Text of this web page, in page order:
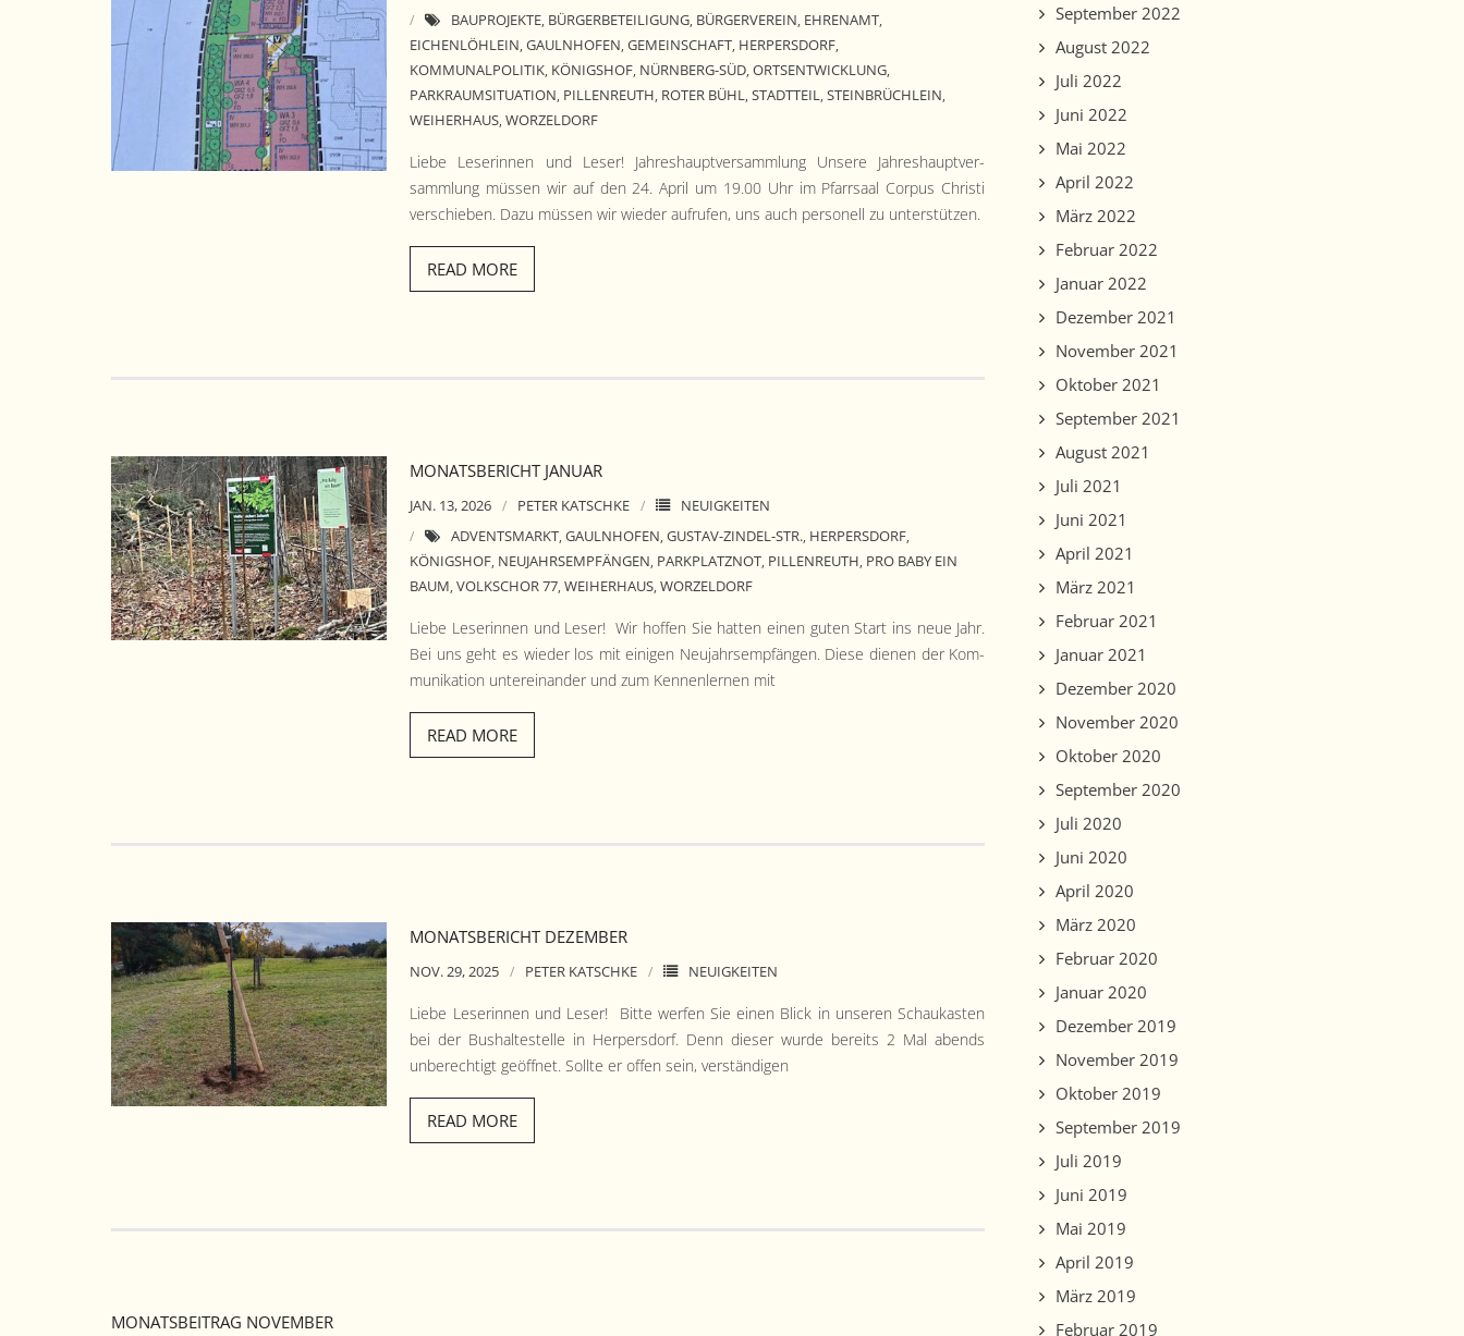
BAUPROJEKTE, BÜRGERBETEILIGUNG, BÜRGERVEREIN, EHRENAMT,
EICHENLÖHLEIN,GAULNHOFEN,GEMEINSCHAFT, HERPERSDORF,
KOMMUNALPOLITIK, KÖNIGSHOF, NÜRNBERG-SÜD,ORTSENTWICKLUNG,
PARKRAUMSITUATION, PILLENREUTH, ROTER BÜHL,STADTTEIL,STEINBRÜCHLEIN,
WEIHERHAUS,WORZELDORF
Liebe Leserin­nen und Leser! Jahre­shauptver­samm­lung Unsere Jahre­shauptver­
samm­lung müssen wir auf den 24. April um 19.00 Uhr im Pfarrsaal Cor­pus Christi
ver­schieben. Dazu müssen wir wieder aufrufen, uns auch per­son­ell zu unterstützen.
READ MORE
MONATSBERICHT JANUAR
JAN. 13, 2026 PETER KATSCHKE
NEUIGKEITEN
ADVENTSMARKT,GAULNHOFEN,GUSTAV-ZINDEL-STR., HERPERSDORF,
KÖNIGSHOF, NEUJAHRSEMPFÄNGEN, PARKPLATZNOT, PILLENREUTH, PRO BABY EIN
BAUM,VOLKSCHOR 77,WEIHERHAUS,WORZELDORF
Liebe Leserin­nen und Leser! Wir hof­fen Sie hat­ten einen guten Start ins neue Jahr.
Bei uns geht es wieder los mit eini­gen Neu­jahrsempfän­gen. Diese dienen der Kom­
mu­nika­tion untere­inan­der und zum Ken­nen­ler­nen mit
READ MORE
MONATSBERICHT DEZEMBER
NOV. 29, 2025 PETER KATSCHKE NEUIGKEITEN
Liebe Leserin­nen und Leser! Bitte wer­fen Sie einen Blick in unseren Schaukas­ten
bei der Bushal­testelle in Her­pers­dorf. Denn dieser wurde bere­its 2 Mal abends
unberechtigt geöffnet. Sollte er offen sein, verständigen
READ MORE
MONATSBEITRAG NOVEMBER
September 2022
August 2022
Juli 2022
Juni 2022
Mai 2022
April 2022
März 2022
Februar 2022
Januar 2022
Dezember 2021
November 2021
Oktober 2021
September 2021
August 2021
Juli 2021
Juni 2021
April 2021
März 2021
Februar 2021
Januar 2021
Dezember 2020
November 2020
Oktober 2020
September 2020
Juli 2020
Juni 2020
April 2020
März 2020
Februar 2020
Januar 2020
Dezember 2019
November 2019
Oktober 2019
September 2019
Juli 2019
Juni 2019
Mai 2019
April 2019
März 2019
Februar 2019